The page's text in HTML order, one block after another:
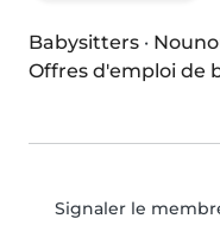
Babysitters ·
Offres d'emploi de
Signaler le